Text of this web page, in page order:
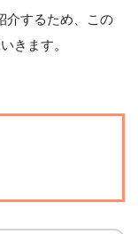
介するため、この
きます。